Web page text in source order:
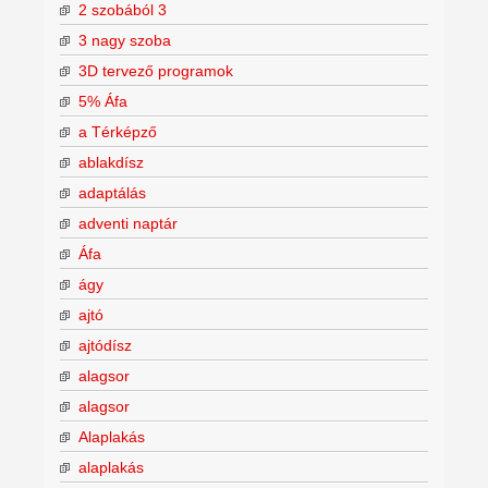
2 szobából 3
3 nagy szoba
3D tervező programok
5% Áfa
a Térképző
ablakdísz
adaptálás
adventi naptár
Áfa
ágy
ajtó
ajtódísz
alagsor
alagsor
Alaplakás
alaplakás